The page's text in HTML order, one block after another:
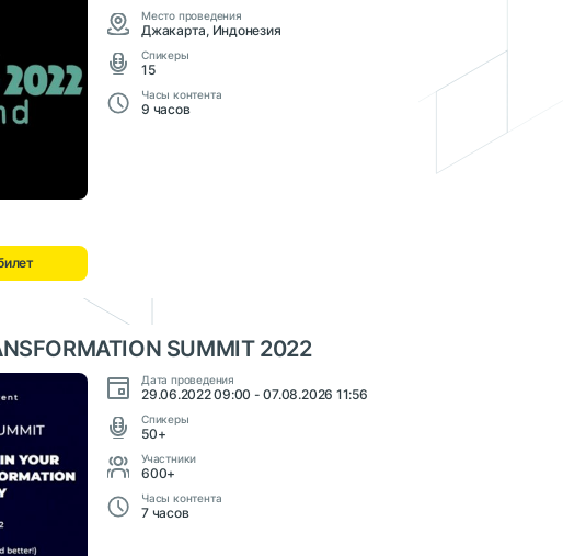
Место проведения
Джакарта, Индонезия
Cпикеры
15
Часы контента
9 часов
SUMMIT 2022
Дата проведения
29.06.2022 09:00 - 07.08.2026 11:56
Cпикеры
50+
Участники
600+
Часы контента
7 часов